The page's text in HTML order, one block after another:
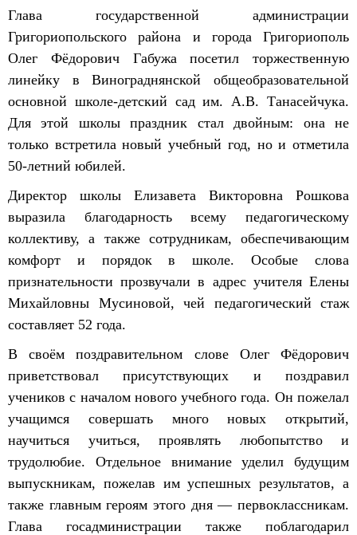
Глава государственной администрации
Григориопольского района и города Григориополь
Олег Фёдорович Габужа посетил торжественную
линейку в Винограднянской общеобразовательной
основной школе-детский сад им. А.В. Танасейчука.
Для этой школы праздник стал двойным: она не
только встретила новый учебный год, но и отметила
50-летний юбилей.
Директор школы Елизавета Викторовна Рошкова
выразила благодарность всему педагогическому
коллективу, а также сотрудникам, обеспечивающим
комфорт и порядок в школе. Особые слова
признательности прозвучали в адрес учителя Елены
Михайловны Мусиновой, чей педагогический стаж
составляет 52 года.
В своём поздравительном слове Олег Фёдорович
приветствовал присутствующих и поздравил
учеников с началом нового учебного года. Он пожелал
учащимся совершать много новых открытий,
научиться учиться, проявлять любопытство и
трудолюбие. Отдельное внимание уделил будущим
выпускникам, пожелав им успешных результатов, а
также главным героям этого дня — первоклассникам.
Глава госадминистрации также поблагодарил